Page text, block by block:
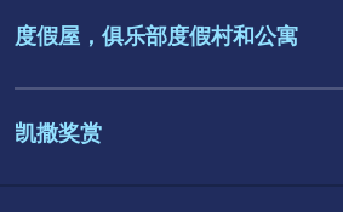
度假屋，俱乐部度假村和公寓
凯撒奖赏